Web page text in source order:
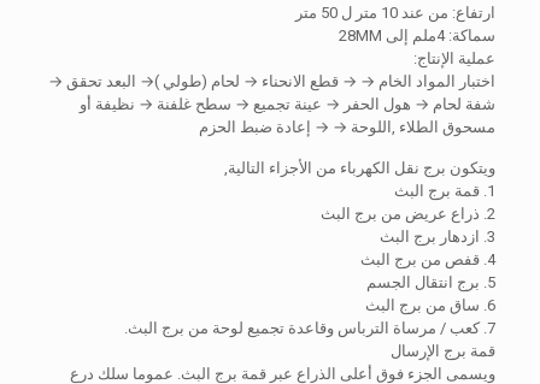
ارتفاع: من عند 10 متر ل 50 متر
سماكة: 4ملم إلى 28MM
عملية الإنتاج:
اختبار المواد الخام → → قطع الانحناء → لحام (طولي )→ البعد تحقق →
شفة لحام → هول الحفر → عينة تجميع → سطح غلفنة → نظيفة أو
مسحوق الطلاء ,اللوحة → → إعادة ضبط الحزم
ويتكون برج نقل الكهرباء من الأجزاء التالية,
1. قمة برج البث
2. ذراع عريض من برج البث
3. ازدهار برج البث
4. قفص من برج البث
5. برج انتقال الجسم
6. ساق من برج البث
7. كعب / مرساة الترباس وقاعدة تجميع لوحة من برج البث.
قمة برج الإرسال
ويسمى الجزء فوق أعلى الذراع عبر قمة برج البث. عموما سلك درع